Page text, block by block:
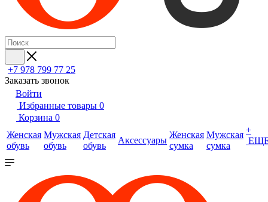
+7 978 799 77 25
Заказать звонок
Войти
Избранные товары 0
Корзина 0
Женская
обувь
Мужская
обувь
Детская
обувь
Аксессуары
Женская
сумка
Мужская
сумка
+